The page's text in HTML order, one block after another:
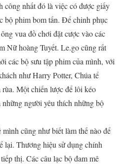
công nhất đó là việc có được giấy
bộ phim bom tấn. Để chinh phục
vua đồ chơi đặt cược vào các
Nữ hoàng Tuyết. Le.go cũng rất
các bộ sưu tập phim của mình, với
như Harry Potter, Chúa tể
Một chiến lược để lôi kéo
người yêu thích những bộ
cũng như biết làm thế nào để
lại. Thương hiệu sử dụng chính
thị. Các câu lạc bộ đam mê